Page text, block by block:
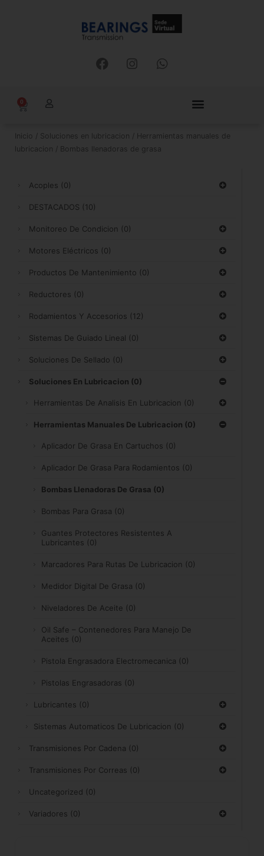
F
a
o
k
I
n
r
a
m
W
h
p
0
Carrito
Inicio / Soluciones en lubricacion / Herramientas manuales de
lubricacion / Bombas llenadoras de grasa
Acoples (0)
DESTACADOS (10)
Monitoreo De Condicion (0)
Motores Eléctricos (0)
Productos De Mantenimiento (0)
Reductores (0)
Rodamientos Y Accesorios (12)
Sistemas De Guiado Lineal (0)
Soluciones De Sellado (0)
Soluciones En Lubricacion (0)
Herramientas De Analisis En Lubricacion (0)
Herramientas Manuales De Lubricacion (0)
Aplicador De Grasa En Cartuchos (0)
Aplicador De Grasa Para Rodamientos (0)
Bombas Llenadoras De Grasa (0)
Bombas Para Grasa (0)
Guantes Protectores Resistentes A
Lubricantes (0)
Marcadores Para Rutas De Lubricacion (0)
Medidor Digital De Grasa (0)
Niveladores De Aceite (0)
Oil Safe – Contenedores Para Manejo De
Aceites (0)
Pistola Engrasadora Electromecanica (0)
Pistolas Engrasadoras (0)
Lubricantes (0)
Sistemas Automaticos De Lubricacion (0)
Transmisiones Por Cadena (0)
Transmisiones Por Correas (0)
Uncategorized (0)
Variadores (0)